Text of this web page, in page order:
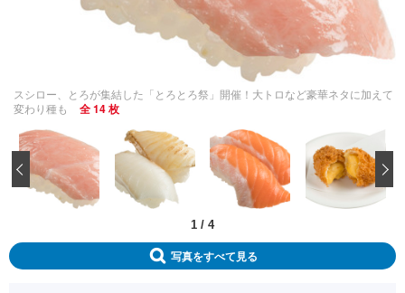
スシロー、とろが集結した「とろとろ祭」開催！大トロなど豪華ネタに加えて
変わり種も
全 14 枚
1 / 4
‹
写真をすべて見る